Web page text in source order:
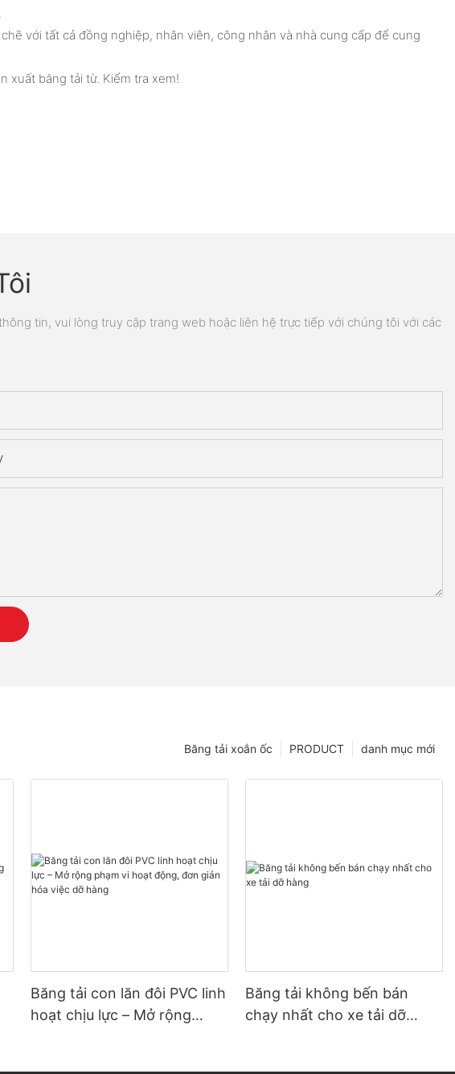
với tất cả đồng nghiệp, nhân viên, công nhân và nhà cung cấp để cung
xuất băng tải từ. Kiểm tra xem!
tin, vui lòng truy cập trang web hoặc liên hệ trực tiếp với chúng tôi với các
danh mục mới
PRODUCT
Băng tải xoắn ốc
Băng tải con lăn đôi PVC linh
hoạt chịu lực – Mở rộng
Băng tải không bến bán
chạy nhất cho xe tải dỡ